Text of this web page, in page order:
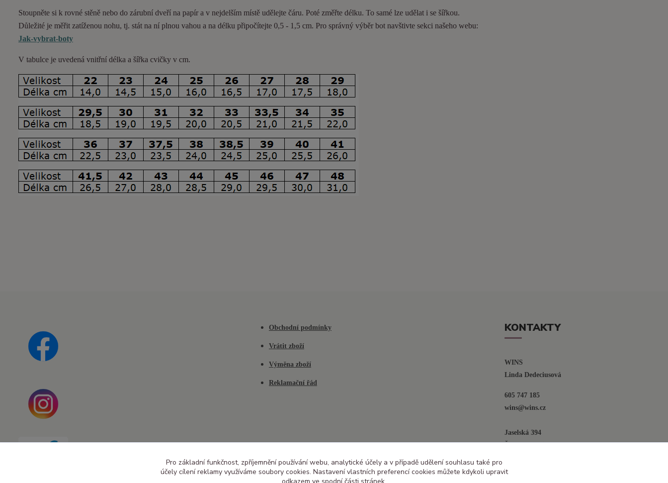
Stoupněte si k rovné stěně nebo do zárubní dveří na papír a v nejdelším místě udělejte čáru. Poté změřte délku. To samé lze udělat i se šířkou.
Důležité je měřit zatíženou nohu, tj. stát na ní plnou vahou a na délku připočítejte 0,5 - 1,5 cm. Pro správný výběr bot navštivte sekci našeho webu:
Jak-vybrat-boty
V tabulce je uvedená vnitřní délka a šířka cvičky v cm.
Obchodní podmínky
Vrátit zboží
Výměna zboží
Reklamační řád
KONTAKTY
WINS
Linda Dedeciusová
605 747 185
wins@wins.cz
Jaselská 394
Šenov u N. Jičína
Pro základní funkčnost, zpříjemnění používání webu, analytické účely a v případě udělení souhlasu také pro
účely cílení reklamy využíváme soubory cookies. Nastavení vlastních preferencí cookies můžete kdykoli upravit